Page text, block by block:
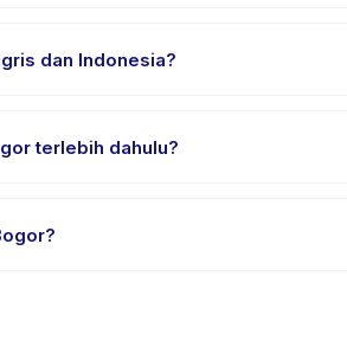
dan Indonesia?
terlebih dahulu?